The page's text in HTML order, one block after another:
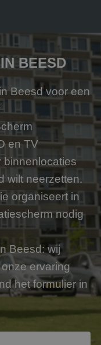
BEESD
Beesd voor een
en TV
binnenlocaties
wilt neerzetten.
organiseert in
nodig
Beesd: wij
ervaring
het formulier in